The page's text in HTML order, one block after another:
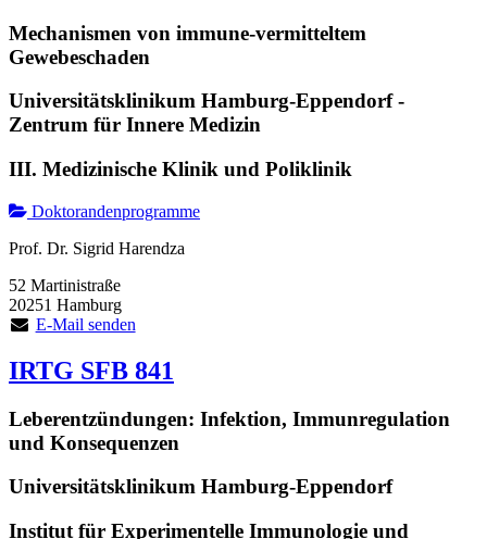
Mechanismen von immune-vermitteltem
Gewebeschaden
Universitätsklinikum Hamburg-Eppendorf -
Zentrum für Innere Medizin
III. Medizinische Klinik und Poliklinik
Doktorandenprogramme
Prof. Dr. Sigrid Harendza
52 Martinistraße
20251 Hamburg
E-Mail senden
IRTG SFB 841
Leberentzündungen: Infektion, Immunregulation
und Konsequenzen
Universitätsklinikum Hamburg-Eppendorf
Institut für Experimentelle Immunologie und